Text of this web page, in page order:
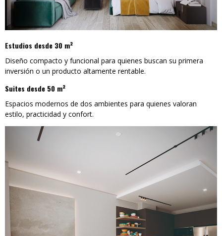
Estudios desde 30 m²
Diseño compacto y funcional para quienes buscan su primera
inversión o un producto altamente rentable.
Suites desde 50 m²
Espacios modernos de dos ambientes para quienes valoran
estilo, practicidad y confort.